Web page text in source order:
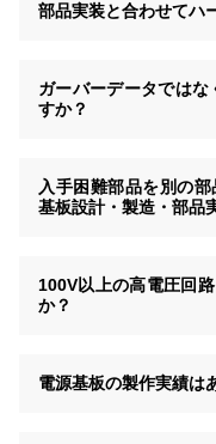
部品実装と合わせてハ
ガーバーデータでは
すか？
入手困難部品を別の
基板設計・製造・部品
100V以上の高電圧回
か？
電源基板の製作実績は